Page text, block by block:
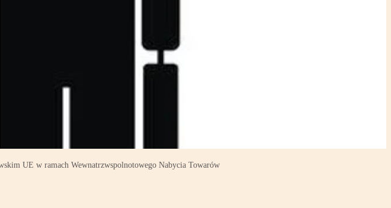
UE w ramach Wewnatrzwspolnotowego Nabycia Towarów